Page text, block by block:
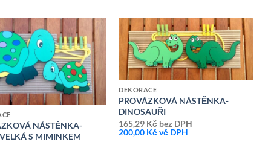
Přidat k
oblíbeným
NÁSTĚNKA-
S MIMINKEM
Přidat k
oblíbeným
DEKORACE
PROVÁZKOVÁ NÁSTĚNKA-
DINOSAUŘI
165,29 Kč bez DPH
200,00 Kčvč DPH